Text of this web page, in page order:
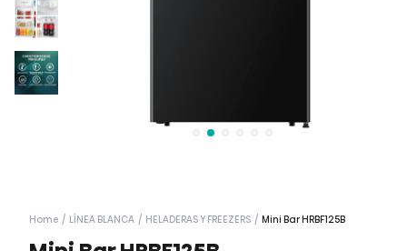
Home / LÍNEA BLANCA / HELADERAS Y FREEZERS / Mini Bar HRBF125B